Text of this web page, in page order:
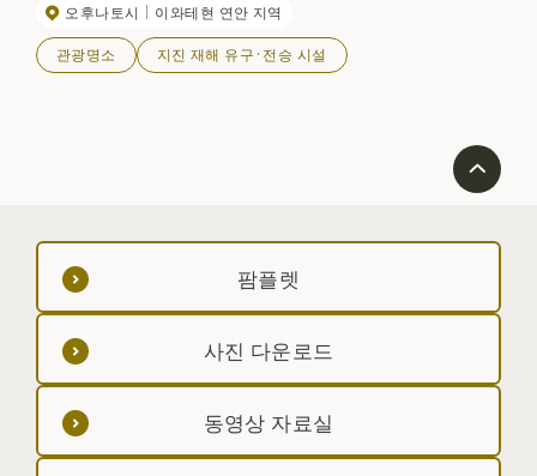
면에는 '쓰나미 기념석'이라고 새겨져 있다. '쓰나미 기념
석 전방 약 이백 미터(미터) 요시하마 강 하구 부근에 있
는 돌로 쇼와 8년 3월 3일 쓰나미가 닥쳤을 때 타상 게라
오후나토시 이와테현 연안 지역
관광명소 지진 재해 유구·전승 시설
팜플렛
사진 다운로드
동영상 자료실